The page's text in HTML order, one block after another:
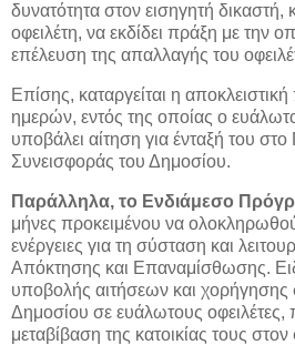
δυνατότητα στον εισηγητή δικαστή,
οφειλέτη, να εκδίδει πράξη με την
επέλευση της απαλλαγής του
Επίσης, καταργείται η
ημερών, εντός της οποίας ο
υποβάλει αίτηση για ένταξή του
Συνεισφοράς του Δημοσίου.
Παράλληλα, το Ενδιάμεσο
μήνες προκειμένου να
ενέργειες για τη σύσταση και
Απόκτησης και Επαναμίσθωσης.
υποβολής αιτήσεων και χορήγησης
Δημοσίου σε ευάλωτους οφειλέτες,
μεταβίβαση της κατοικίας τους